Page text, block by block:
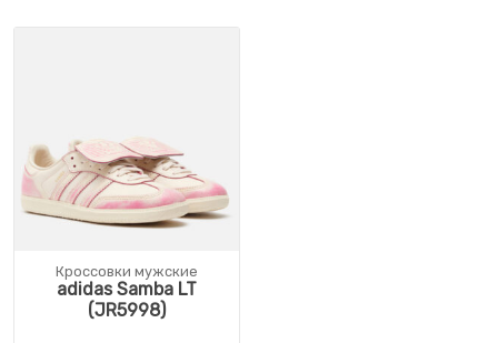
Кроссовки мужские
adidas Samba LT
(JR5998)